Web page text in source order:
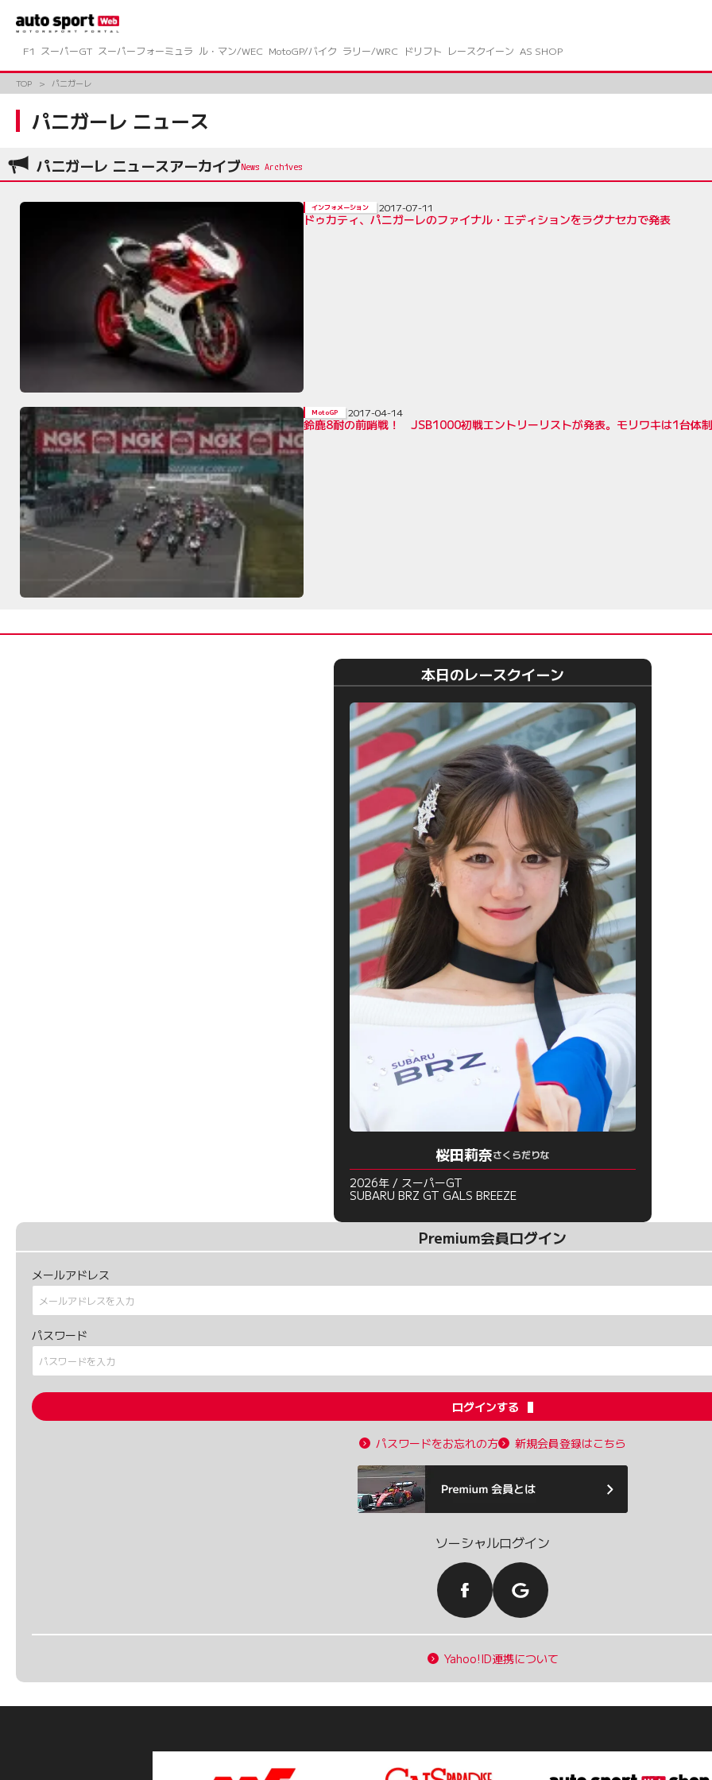
ツ
ス
F1 スーパーGT スーパーフォーミュラ ル・マン/WEC MotoGP/バイク ラリー/WRC ドリフト レースクイーン AS SHOP
TOP パニガーレ
パニガーレ ニュース
パニガーレ ニュースアーカイブ
ドゥカティ、パニガーレのファイナル・エディションをラグナセカで発表
インフォメーション 2017-07-11
鈴鹿8耐の前哨戦！ JSB1000初戦エントリーリストが発表。モリワキは1台体
MotoGP 2017-04-14
本日のレースクイーン
桜田莉奈さくらだりな
2026年 / スーパーGT
SUBARU BRZ GT GALS BREEZE
Premium会員ログイン
メールアドレス
パスワード
ログインする
パスワードをお忘れの方 新規会員登録はこちら
ソーシャルログイン
Yahoo!ID連携について